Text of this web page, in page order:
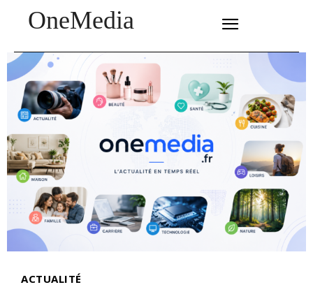
OneMedia
ACTUALITÉ